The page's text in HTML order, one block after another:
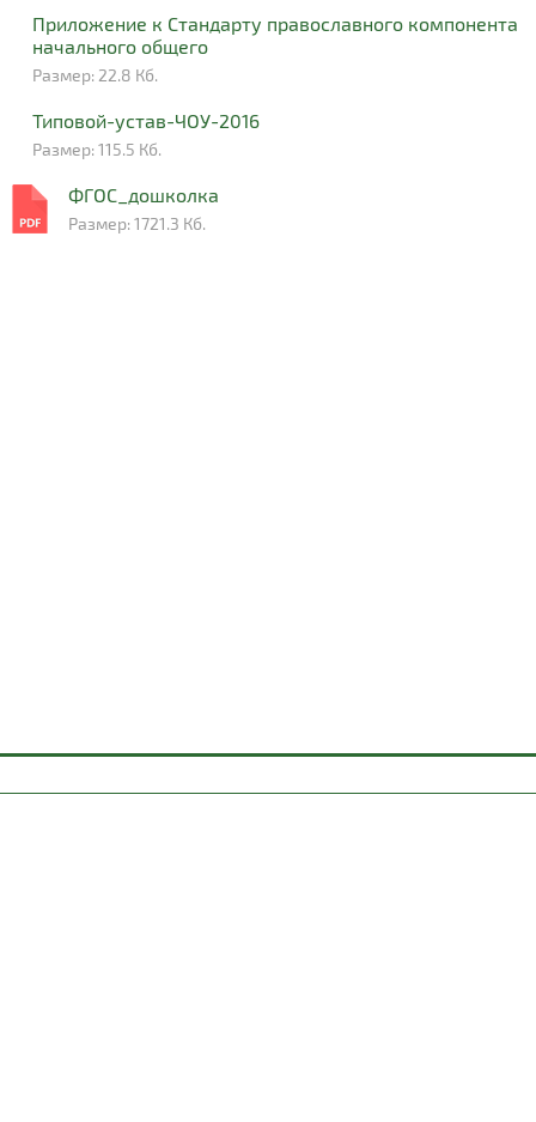
Приложение к Стандарту православного компонента
начального общего
Размер: 22.8 Кб.
Типовой-устав-ЧОУ-2016
Размер: 115.5 Кб.
ФГОС_дошколка
Размер: 1721.3 Кб.